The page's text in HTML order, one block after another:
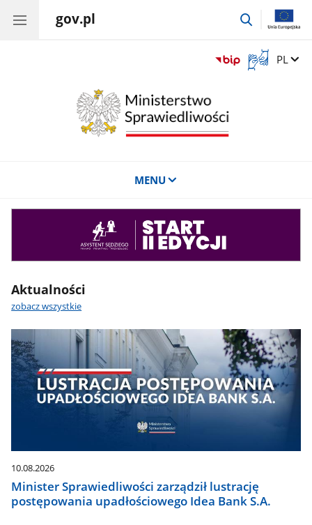
gov.pl
przejdź
Otwórz
okno
Zmień
PL
MENU
Aktualności
zobacz wszystkie
10.08.2026
Minister Sprawiedliwości zarządził lustrację
postępowania upadłościowego Idea Bank S.A.